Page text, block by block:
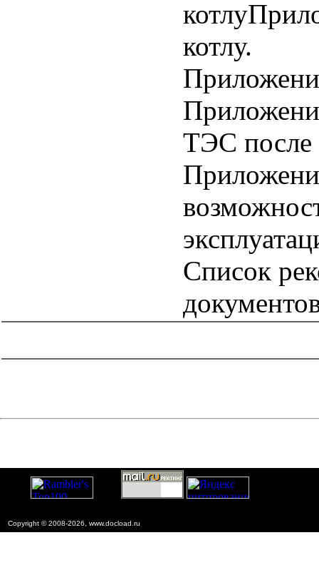
котлу.
ТЭС после
Список
Copyright © 2008-2026, www.docload.ru